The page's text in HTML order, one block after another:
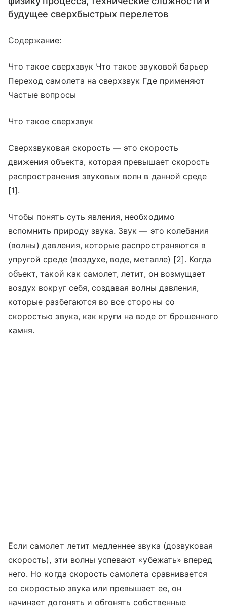
будущее сверхбыстрых перелетов
Содержание:
Что такое сверхзвук Что такое звуковой барьер
Переход самолета на сверхзвук Где применяют
Частые вопросы
Что такое сверхзвук
Сверхзвуковая скорость — это скорость
движения объекта, которая превышает скорость
распространения звуковых волн в данной среде
[1].
Чтобы понять суть явления, необходимо
вспомнить природу звука. Звук — это колебания
(волны) давления, которые распространяются в
упругой среде (воздухе, воде, металле) [2]. Когда
объект, такой как самолет, летит, он возмущает
воздух вокруг себя, создавая волны давления,
которые разбегаются во все стороны со
скоростью звука, как круги на воде от брошенного
камня.
Если самолет летит медленнее звука (дозвуковая
скорость), эти волны успевают «убежать» вперед
него. Но когда скорость самолета сравнивается
со скоростью звука или превышает ее, он
начинает догонять и обгонять собственные